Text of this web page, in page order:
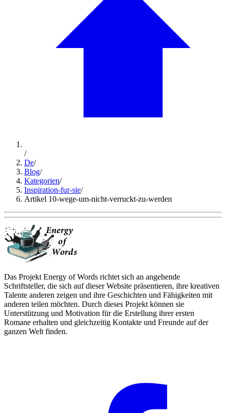
/
De/
Blog/
Kategorien/
Inspiration-fur-sie/
Artikel 10-wege-um-nicht-verruckt-zu-werden
Das Projekt Energy of Words richtet sich an angehende
Schriftsteller, die sich auf dieser Website präsentieren, ihre kreativen
Talente anderen zeigen und ihre Geschichten und Fähigkeiten mit
anderen teilen möchten. Durch dieses Projekt können sie
Unterstützung und Motivation für die Erstellung ihrer ersten
Romane erhalten und gleichzeitig Kontakte und Freunde auf der
ganzen Welt finden.